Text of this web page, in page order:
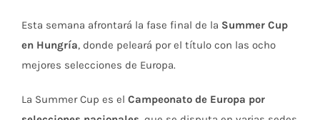
Esta semana afrontará la fase final de la Summer Cup
en Hungría, donde peleará por el título con las ocho
mejores selecciones de Europa.
La Summer Cup es el Campeonato de Europa por